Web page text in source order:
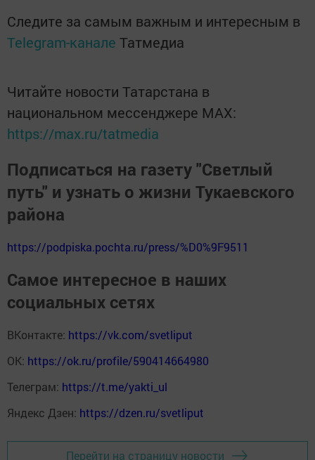
Следите за самым важным и интересным в
Telegram-канале Татмедиа
Читайте новости Татарстана в
национальном мессенджере MАХ:
https://max.ru/tatmedia
Подписаться на газету "Светлый
путь" и узнать о жизни Тукаевского
района
https://podpiska.pochta.ru/press/%D0%9F9511
Самое интересное в наших
социальных сетях
ВКонтакте: https://vk.com/svetliput
ОК: https://ok.ru/profile/590414664980
Телеграм: https://t.me/yakti_ul
Яндекс Дзен: https://dzen.ru/svetliput
Перейти на страницу новости